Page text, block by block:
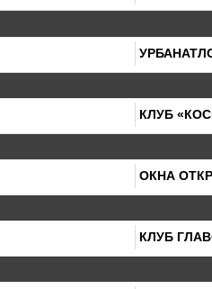
КЛУБ
ОКНА
КЛУБ